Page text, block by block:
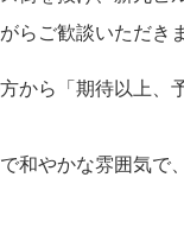
らご歓談いただき
から「期待以上、
和やかな雰囲気で